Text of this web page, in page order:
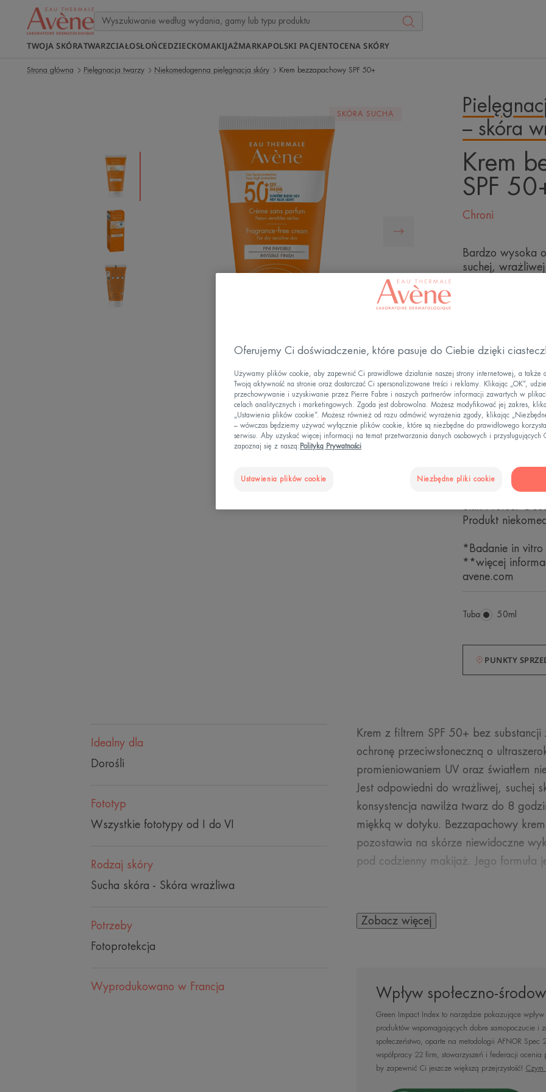
TWOJA SKÓRATWARZCIAŁOSŁOŃCEDZIECKOMAKIJAŻMARKAPOLSKI PACJENTOCENA SKÓRY
Strona główna Pielęgnacja twarzy Niekomedogenna pielęgnacja skóry Krem bezzapachowy SPF 50+
SKÓRA SUCHA
– skóra
Krem
SPF
Chroni
Bardzo wysoka
suchej,
opatentowany
optymalną
przeciwsłoneczny
Ultraszerokie
Opatentowany
Fabre, który
100%
Odporność na
Produkt
*Badanie in vitro
**więcej
avene.com
Tuba Tuba
50ml
PUNKTY
Idealny dla
Dorośli
Fototyp
Wszystkie fototypy od I do VI
Rodzaj skóry
Sucha skóra - Skóra wrażliwa
Potrzeby
Fotoprotekcja
Wyprodukowano w Francja
Krem z filtrem SPF 50+ bez
ochronę przeciwsłoneczną o
promieniowaniem UV oraz światłem
Jest odpowiedni do wrażliwej, suchej
konsystencja nawilża twarz do 8
miękką w dotyku. Bezzapachowy
pozostawia na skórze niewidoczne
pod codzienny makijaż. Jego formuła
Bardzo
wrażliwej
Zobacz więcej
Wpływ społeczno-
Green Impact Index to narzędzie pokazujące
produktów wspomagających dobre samopoczucie i
społeczeństwo, oparte na metodologii AFNOR
współpracy 22 firm, stowarzyszeń i federacji
by zapewnić Ci jeszcze większą przejrzystość! Czym
Oferujemy Ci doświadczenie, które pasuje do Ciebie dzięki
Używamy plików cookie, aby zapewnić Ci prawidłowe działanie naszej strony internetowej, a także
Twoją aktywność na stronie oraz dostarczać Ci spersonalizowane treści i reklamy. Klikając „OK”,
przechowywanie i uzyskiwanie przez Pierre Fabre i naszych partnerów informacji zawartych w
celach analitycznych i marketingowych. Zgoda jest dobrowolna. Możesz modyfikować jej zakres,
„Ustawienia plików cookie”. Możesz również od razu odmówić wyrażenia zgody, klikając
– wówczas będziemy używać wyłącznie plików cookie, które są niezbędne do prawidłowego
serwisu. Aby uzyskać więcej informacji na temat przetwarzania danych osobowych i przysługujących
zapoznaj się z naszą: Polityką Prywatności
Ustawienia plików cookie Niezbędne pliki cookie